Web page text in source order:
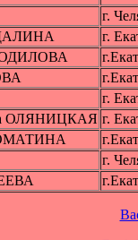
г.
г.
г.
ОЛЯНИЦКАЯ г.
г.